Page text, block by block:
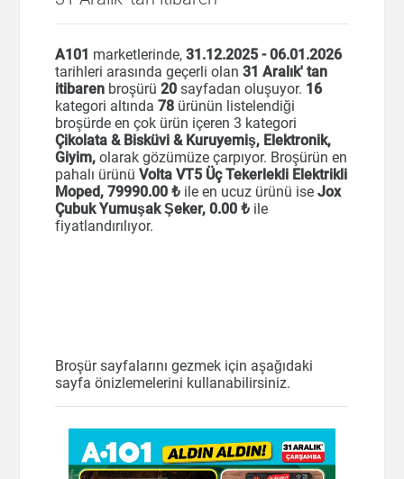
A101 marketlerinde,31.12.2025 - 06.01.2026
tarihleri arasında geçerli olan31 Aralık' tan
itibaren broşürü20 sayfadan oluşuyor. 16
kategori altında78 ürünün listelendiği
broşürde en çok ürün içeren 3 kategori
Çikolata & Bisküvi & Kuruyemiş, Elektronik,
Giyim,olarak gözümüze çarpıyor. Broşürün en
pahalı ürünüVolta VT5 Üç Tekerlekli Elektrikli
Moped, 79990.00 ₺ ile en ucuz ürünü iseJox
Çubuk Yumuşak Şeker, 0.00 ₺ ile
fiyatlandırılıyor.
Broşür sayfalarını gezmek için aşağıdaki
sayfa önizlemelerini kullanabilirsiniz.